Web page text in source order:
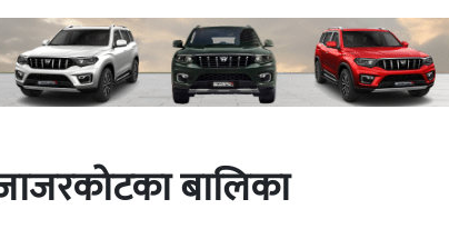
बालिका